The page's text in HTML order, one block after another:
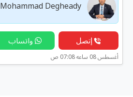
Mohammad Degheady
إتصل واتساب
أغسطس 08 ساعه 07:08 ص